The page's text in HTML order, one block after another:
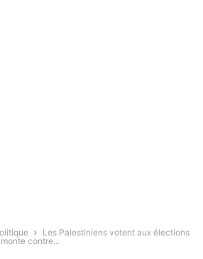
Les Palestiniens votent aux élections
contre...